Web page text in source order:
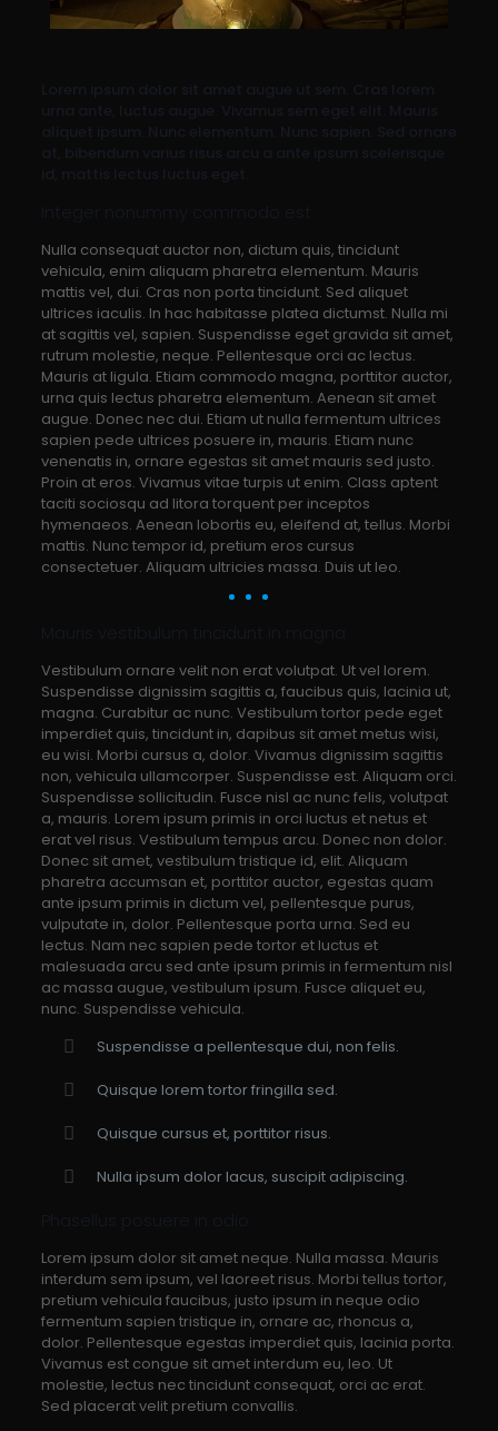
Lorem ipsum dolor sit amet augue ut sem. Cras lorem
urna ante, luctus augue. Vivamus sem eget elit. Mauris
aliquet ipsum. Nunc elementum. Nunc sapien. Sed ornare
at, bibendum varius risus arcu a ante ipsum scelerisque
id, mattis lectus luctus eget.
Integer nonummy commodo est
Nulla consequat auctor non, dictum quis, tincidunt
vehicula, enim aliquam pharetra elementum. Mauris
mattis vel, dui. Cras non porta tincidunt. Sed aliquet
ultrices iaculis. In hac habitasse platea dictumst. Nulla mi
at sagittis vel, sapien. Suspendisse eget gravida sit amet,
rutrum molestie, neque. Pellentesque orci ac lectus.
Mauris at ligula. Etiam commodo magna, porttitor auctor,
urna quis lectus pharetra elementum. Aenean sit amet
augue. Donec nec dui. Etiam ut nulla fermentum ultrices
sapien pede ultrices posuere in, mauris. Etiam nunc
venenatis in, ornare egestas sit amet mauris sed justo.
Proin at eros. Vivamus vitae turpis ut enim. Class aptent
taciti sociosqu ad litora torquent per inceptos
hymenaeos. Aenean lobortis eu, eleifend at, tellus. Morbi
mattis. Nunc tempor id, pretium eros cursus
consectetuer. Aliquam ultricies massa. Duis ut leo.
Mauris vestibulum tincidunt in magna
Vestibulum ornare velit non erat volutpat. Ut vel lorem.
Suspendisse dignissim sagittis a, faucibus quis, lacinia ut,
magna. Curabitur ac nunc. Vestibulum tortor pede eget
imperdiet quis, tincidunt in, dapibus sit amet metus wisi,
eu wisi. Morbi cursus a, dolor. Vivamus dignissim sagittis
non, vehicula ullamcorper. Suspendisse est. Aliquam orci.
Suspendisse sollicitudin. Fusce nisl ac nunc felis, volutpat
a, mauris. Lorem ipsum primis in orci luctus et netus et
erat vel risus. Vestibulum tempus arcu. Donec non dolor.
Donec sit amet, vestibulum tristique id, elit. Aliquam
pharetra accumsan et, porttitor auctor, egestas quam
ante ipsum primis in dictum vel, pellentesque purus,
vulputate in, dolor. Pellentesque porta urna. Sed eu
lectus. Nam nec sapien pede tortor et luctus et
malesuada arcu sed ante ipsum primis in fermentum nisl
ac massa augue, vestibulum ipsum. Fusce aliquet eu,
nunc. Suspendisse vehicula.
Suspendisse a pellentesque dui, non felis.
Quisque lorem tortor fringilla sed.
Quisque cursus et, porttitor risus.
Nulla ipsum dolor lacus, suscipit adipiscing.
Phasellus posuere in odio
Lorem ipsum dolor sit amet neque. Nulla massa. Mauris
interdum sem ipsum, vel laoreet risus. Morbi tellus tortor,
pretium vehicula faucibus, justo ipsum in neque odio
fermentum sapien tristique in, ornare ac, rhoncus a,
dolor. Pellentesque egestas imperdiet quis, lacinia porta.
Vivamus est congue sit amet interdum eu, leo. Ut
molestie, lectus nec tincidunt consequat, orci ac erat.
Sed placerat velit pretium convallis.